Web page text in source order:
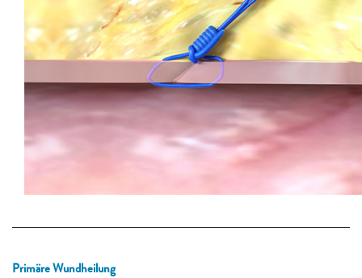
Primäre Wundheilung